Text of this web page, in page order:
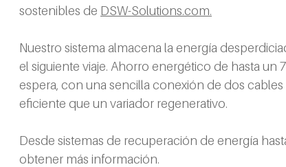
sostenibles de DSW-Solutions.com.
Nuestro sistema almacena la energía
el siguiente viaje. Ahorro energético de hasta
espera, con una sencilla conexión de dos
eficiente que un variador regenerativo.
Desde sistemas de recuperación de energía
obtener más información.